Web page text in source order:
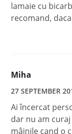
lamaie cu
recomand,
Miha
27 SEPTEMBER
Ai încercat
dar nu am curaj
mâinile cand o